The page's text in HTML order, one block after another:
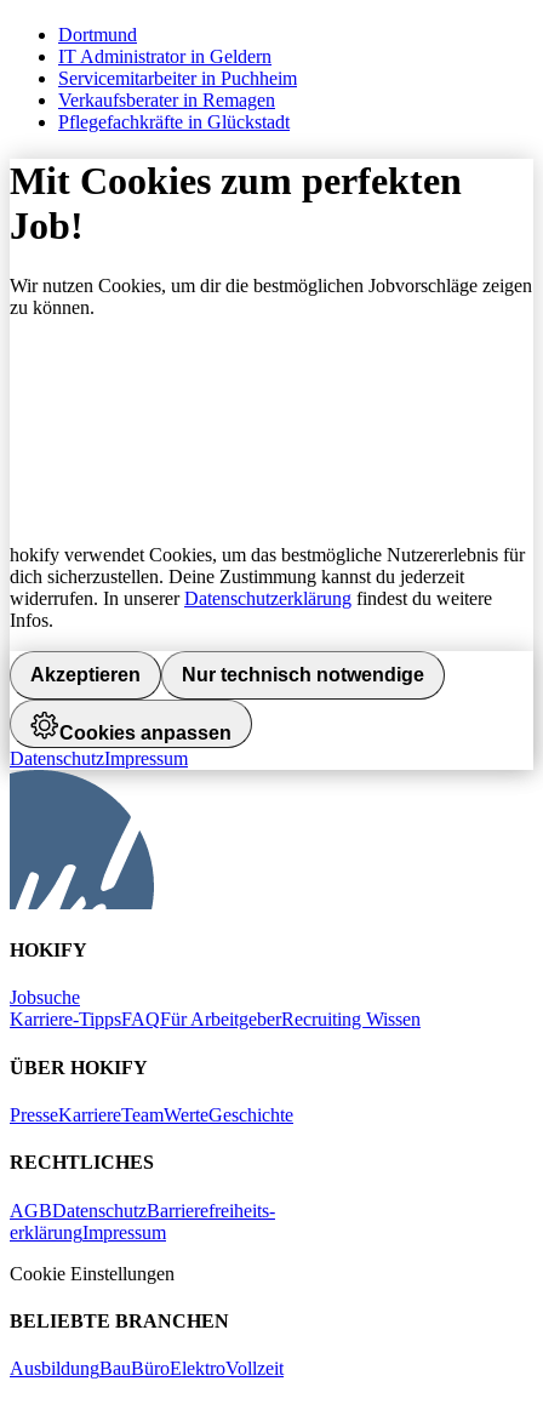
Dortmund
IT Administrator in Geldern
Servicemitarbeiter in Puchheim
Verkaufsberater in Remagen
Pflegefachkräfte in Glückstadt
Mit Cookies zum perfekten
Job!
Wir nutzen Cookies, um dir die bestmöglichen Jobvorschläge zeigen
zu können.
hokify verwendet Cookies, um das bestmögliche Nutzererlebnis für
dich sicherzustellen. Deine Zustimmung kannst du jederzeit
widerrufen. In unsererDatenschutzerklärung findest du weitere
Infos.
Akzeptieren Nur technisch notwendige
Cookies anpassen
DatenschutzImpressum
HOKIFY
Jobsuche
Karriere-TippsFAQFür ArbeitgeberRecruiting Wissen
ÜBER HOKIFY
PresseKarriereTeamWerteGeschichte
RECHTLICHES
AGBDatenschutzBarrierefreiheits-
erklärungImpressum
Cookie Einstellungen
BELIEBTE BRANCHEN
AusbildungBauBüroElektroVollzeit